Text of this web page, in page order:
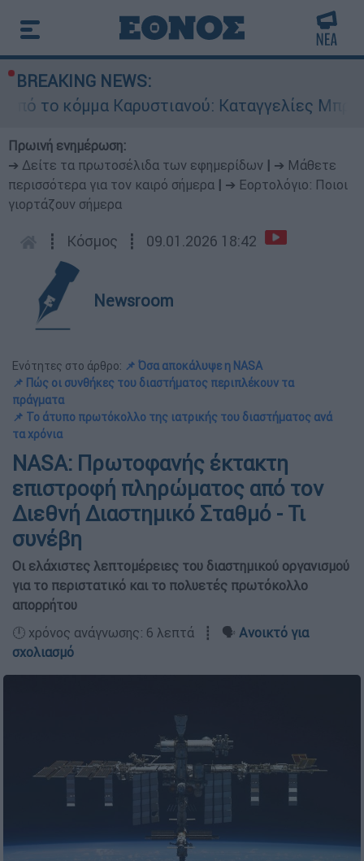
BREAKING NEWS:
Καρυστιανού: Καταγγελίες Μπρουτζάκη
Πρωινή ενημέρωση:
➔ Δείτε τα πρωτοσέλιδα των εφημερίδων
➔ Μάθετε
περισσότερα για τον καιρό σήμερα
➔ Εορτολόγιο: Ποιοι
γιορτάζουν σήμερα
┋ Κόσμος ┋ 09.01.2026 18:42
Newsroom
Ενότητες στο άρθρο: 📌 Όσα αποκάλυψε η NASA
📌 Πώς οι συνθήκες του διαστήματος περιπλέκουν τα
πράγματα
📌 Το άτυπο πρωτόκολλο της ιατρικής του διαστήματος ανά
τα χρόνια
NASA: Πρωτοφανής έκτακτη
επιστροφή πληρώματος από τον
Διεθνή Διαστημικό Σταθμό - Τι
συνέβη
Οι ελάχιστες λεπτομέρειες του διαστημικού οργανισμού
για το περιστατικό και το πολυετές πρωτόκολλο
απορρήτου
🕛 χρόνος ανάγνωσης: 6 λεπτά ┋ 🗣️ Ανοικτό για
σχολιασμό